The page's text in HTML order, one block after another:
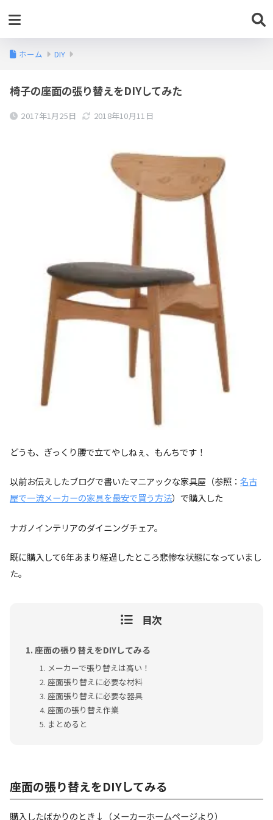
ホーム DIY
椅子の座面の張り替えをDIYしてみた
2017年1月25日 2018年10月11日
どうも、ぎっくり腰で立てやしねぇ、もんちです！
以前お伝えしたブログで書いたマニアックな家具屋（参照： 名古
屋で一流メーカーの家具を最安で買う方法）で購入した
ナガノインテリアのダイニングチェア。
既に購入して6年あまり経過したところ悲惨な状態になっていまし
た。
目次
座面の張り替えをDIYしてみる
メーカーで張り替えは高い！
座面張り替えに必要な材料
座面張り替えに必要な器具
座面の張り替え作業
まとめると
座面の張り替えをDIYしてみる
購入したばかりのとき↓（メーカーホームページより）